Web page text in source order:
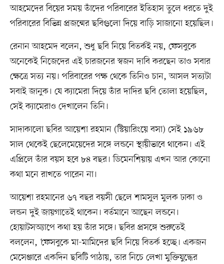
আহমেদের বিয়ের সময় তাঁদের পরিবারের ইতিহাস তুলে ধরতে দুই
পরিবারের বিভিন্ন প্রজন্মের ছবিগুলো দিয়ে বাড়ি সাজানো হয়েছিল।
রেনান আহমেদ বলেন, শুধু ছবি নিয়ে বিতর্কই নয়, ফেসবুকে
অনেকেই নিজেদের এই চারজনের স্বজন দাবি করছেন তাও সবার
ক্ষেত্রে সত্য নয়। পরিবারের পক্ষ থেকে তিনিও চান, আসল সত্যটা
সবাই জানুক। যে ক্যামেরা দিয়ে তাঁর দাদির ছবি তোলা হয়েছিল,
সেই ক্যামেরাও দেখালেন তিনি।
সাদাকালো ছবির আয়েশা রহমান (স্টিয়ারিংয়ে বসা) সেই ১৯৬৮
সাল থেকেই ছেলেমেয়েদের সঙ্গে লন্ডনে স্থায়ীভাবে থাকেন। এই
এপ্রিলে তাঁর বয়স হবে ৮৪ বছর। ডিমেনশিয়ায় এখন আর কোনো
কথা মনে রাখতে পারেন না।
আয়েশা রহমানের ৬৭ বছর বয়সী ছেলে শামসুল মুলক ঢাকা ও
লন্ডন দুই জায়গাতেই থাকেন। বর্তমানে আছেন লন্ডনে।
হোয়াটসঅ্যাপে কথা হয় তাঁর সঙ্গে। ছবির প্রসঙ্গে শুরুতেই
বললেন, ‘ফেসবুকে মা-মামিদের ছবি নিয়ে বিতর্ক হচ্ছে। একজন
মেসেঞ্জারে একদিন ছবিটি পাঠায়, তার নিচে লেখা মুক্তিযুদ্ধের